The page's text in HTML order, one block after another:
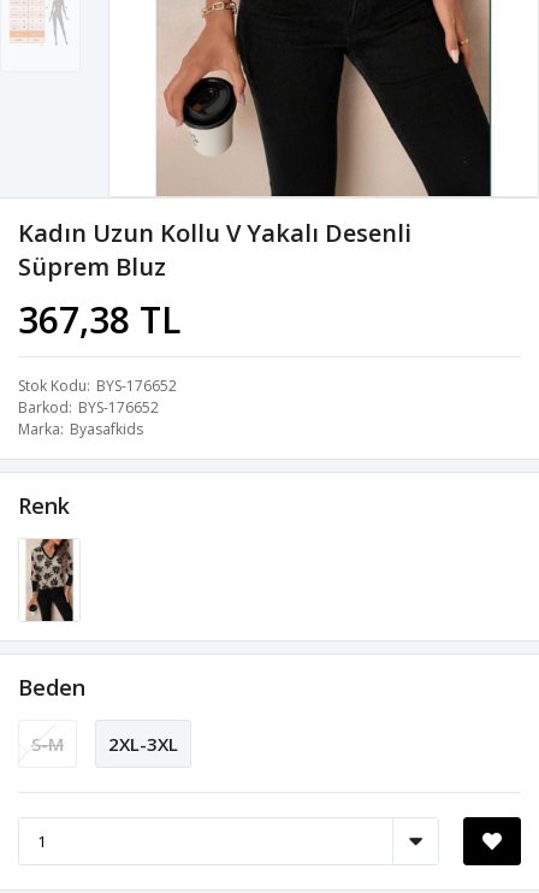
Kadın Uzun Kollu V Yakalı Desenli
Süprem Bluz
367,38 TL
Stok Kodu BYS-176652
Barkod BYS-176652
Marka Byasafkids
Renk
Beden
S-M 2XL-3XL